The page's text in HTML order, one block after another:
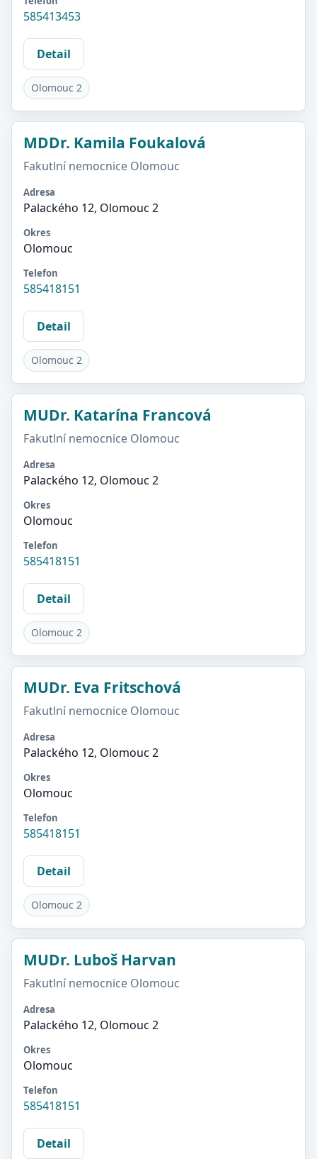
585413453
Detail
Olomouc 2
MDDr. Kamila Foukalová
Fakutlní nemocnice Olomouc
Adresa
Palackého 12, Olomouc 2
Okres
Olomouc
Telefon
585418151
Detail
Olomouc 2
MUDr. Katarína Francová
Fakutlní nemocnice Olomouc
Adresa
Palackého 12, Olomouc 2
Okres
Olomouc
Telefon
585418151
Detail
Olomouc 2
MUDr. Eva Fritschová
Fakutlní nemocnice Olomouc
Adresa
Palackého 12, Olomouc 2
Okres
Olomouc
Telefon
585418151
Detail
Olomouc 2
MUDr. Luboš Harvan
Fakutlní nemocnice Olomouc
Adresa
Palackého 12, Olomouc 2
Okres
Olomouc
Telefon
585418151
Detail